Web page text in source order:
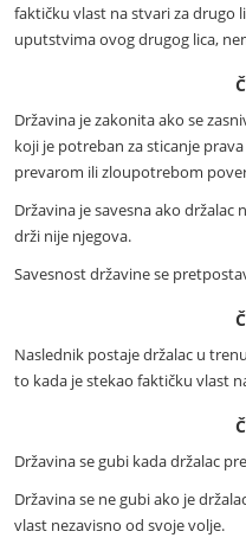
faktičku vlast na stvari za drugo
uputstvima ovog drugog lica,
Državina je zakonita ako se
koji je potreban za sticanje
prevarom ili zloupotrebom
Državina je savesna ako držalac
drži nije njegova.
Savesnost državine se
Naslednik postaje držalac u
to kada je stekao faktičku vlast
Državina se gubi kada držalac
Državina se ne gubi ako je
vlast nezavisno od svoje volje.